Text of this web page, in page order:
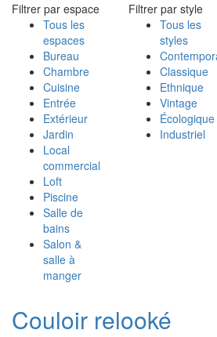
Filtrer par espace
Tous les
espaces
Bureau
Chambre
Cuisine
Entrée
Extérieur
Jardin
Local
commercial
Loft
Piscine
Salle de
bains
Salon &
salle à
manger
Filtrer par style
Tous les
styles
Classique
Ethnique
Vintage
Écologique
Industriel
Couloir relooké